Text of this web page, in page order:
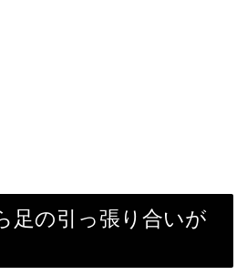
足の引っ張り合いが